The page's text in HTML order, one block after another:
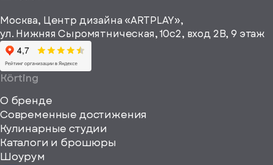
информационные
материалы
viewBox="0
0
Москва, Центр дизайна «ARTPLAY»,
ул. Нижняя Сыромятническая, 10с2, вход 2B, 9 этаж
Körting
О бренде
Современные достижения
Кулинарные студии
Каталоги и брошюры
Шоурум